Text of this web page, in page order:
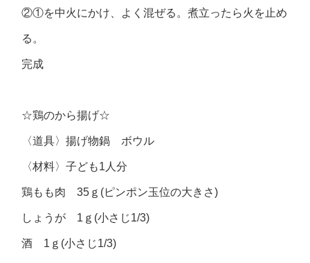
②①を中火にかけ、よく混ぜる。煮立ったら火を止め
る。
完成
☆鶏のから揚げ☆
〈道具〉揚げ物鍋 ボウル
〈材料〉子ども1人分
鶏もも肉 35ｇ(ピンポン玉位の大きさ)
しょうが 1ｇ(小さじ1/3)
酒 1ｇ(小さじ1/3)